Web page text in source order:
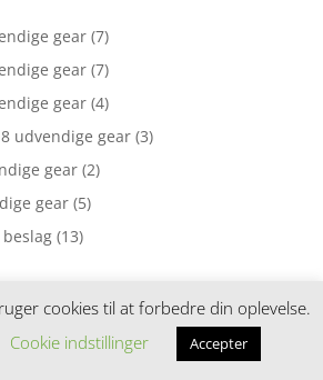
gear (7)
gear (7)
gear (4)
udvendige gear (3)
gear (2)
gear (5)
(13)
og andet olie (6)
(62)
cookies til at forbedre din oplevelse.
Cookie indstillinger Accepter